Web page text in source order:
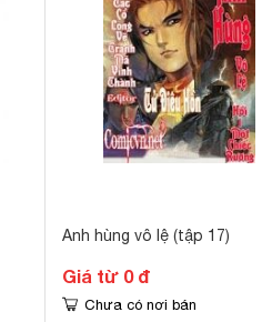
Anh hùng vô lệ (tập 17)
Giá từ 0 đ
Chưa có nơi bán